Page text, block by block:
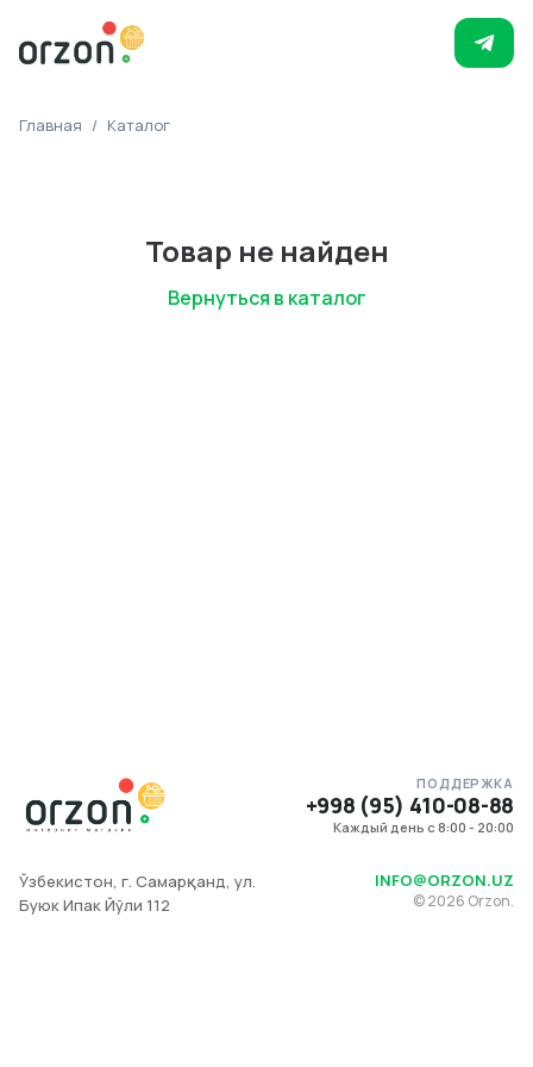
Главная / Каталог
Товар не найден
Вернуться в каталог
ПОДДЕРЖКА
+998 (95) 410-08-88
Каждый день с 8:00 - 20:00
Ўзбекистон, г. Самарқанд, ул.
Буюк Ипак Йўли 112
INFO@ORZON.UZ
©2026 Orzon.